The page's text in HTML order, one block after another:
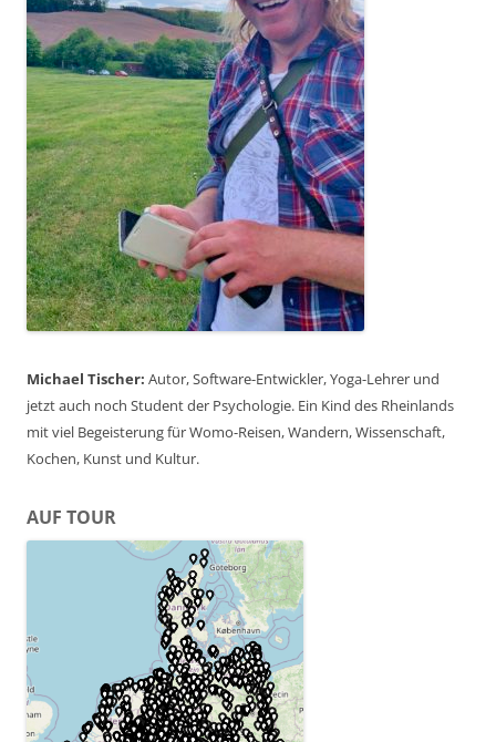
Michael Tischer: Autor, Software-Entwickler, Yoga-Lehrer und
jetzt auch noch Student der Psychologie. Ein Kind des Rheinlands
mit viel Begeisterung für Womo-Reisen, Wandern, Wissenschaft,
Kochen, Kunst und Kultur.
AUF TOUR